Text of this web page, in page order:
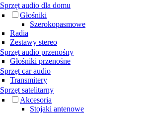
Sprzęt audio dla domu
Głośniki
Szerokopasmowe
Radia
Zestawy stereo
Sprzęt audio przenośny
Głośniki przenośne
Sprzęt car audio
Transmitery
Sprzęt satelitarny
Akcesoria
Stojaki antenowe